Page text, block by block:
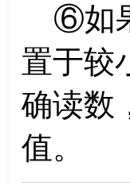
⑥如果
置于较
确读数
值。